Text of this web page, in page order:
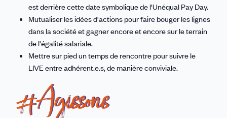
est derrière cette date symbolique de l'Unéqual Pay Day.
Mutualiser les idées d'actions pour faire bouger les lignes
dans la société et gagner encore et encore sur le terrain
de l'égalité salariale.
Mettre sur pied un temps de rencontre pour suivre le
LIVE entre adhérent.e.s, de manière conviviale.